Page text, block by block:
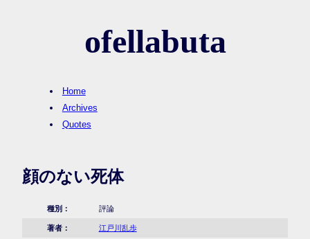
ofellabuta
Home
Archives
Quotes
顔のない死体
種別： 評論
著者： 江戸川乱歩